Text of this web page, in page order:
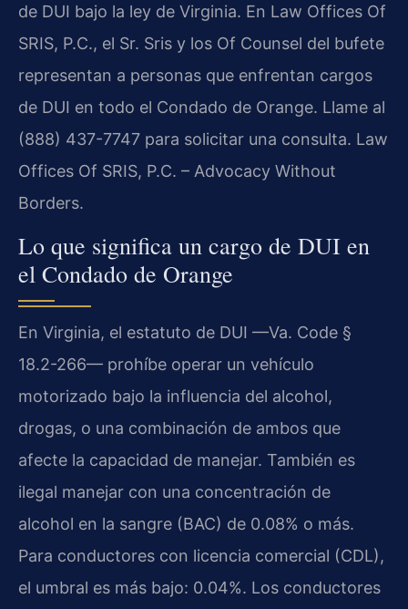
de DUI bajo la ley de Virginia. En Law Offices Of
SRIS, P.C., el Sr. Sris y los Of Counsel del bufete
representan a personas que enfrentan cargos
de DUI en todo el Condado de Orange. Llame al
(888) 437-7747 para solicitar una consulta. Law
Offices Of SRIS, P.C. – Advocacy Without
Borders.
Lo que significa un cargo de DUI en
el Condado de Orange
En Virginia, el estatuto de DUI —Va. Code §
18.2-266— prohíbe operar un vehículo
motorizado bajo la influencia del alcohol,
drogas, o una combinación de ambos que
afecte la capacidad de manejar. También es
ilegal manejar con una concentración de
alcohol en la sangre (BAC) de 0.08% o más.
Para conductores con licencia comercial (CDL),
el umbral es más bajo: 0.04%. Los conductores